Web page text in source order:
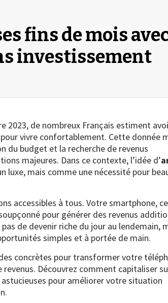
fins de mois
investissement
2023, de nombreux Français estiment
vivre confortablement. Cette donnée
du budget et la recherche de revenus
majeures. Dans ce contexte, l’idée d’
luxe, mais comme une nécessité pour
accessibles à tous. Votre smartphone, ce
pour générer des revenus
de devenir riche du jour au lendemain,
simples et à portée de main.
concrètes pour transformer votre
Découvrez comment capitaliser
pour améliorer votre situation